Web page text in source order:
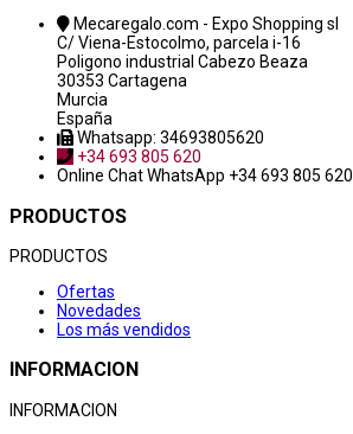
Mecaregalo.com - Expo Shopping sl
C/ Viena-Estocolmo, parcela i-16
Poligono industrial Cabezo Beaza
30353 Cartagena
Murcia
España
Whatsapp: 34693805620
+34 693 805 620
Online ChatWhatsApp +34 693 805 620
PRODUCTOS
PRODUCTOS
Ofertas
Novedades
Los más vendidos
INFORMACION
INFORMACION